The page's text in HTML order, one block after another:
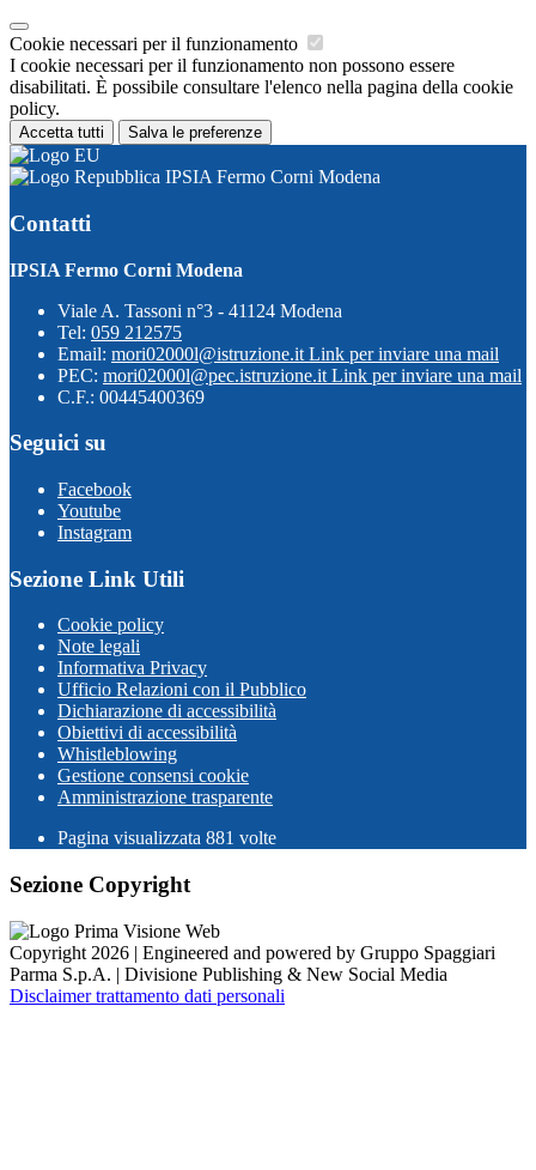
Cookie necessari per il funzionamento
I cookie necessari per il funzionamento non possono essere
disabilitati. È possibile consultare l'elenco nella pagina della cookie
policy.
Accetta tutti Salva le preferenze
IPSIA Fermo Corni Modena
Contatti
IPSIA Fermo Corni Modena
Viale A. Tassoni n°3 - 41124 Modena
Tel: 059 212575
Email: mori02000l@istruzione.it Link per inviare una mail
PEC: mori02000l@pec.istruzione.it Link per inviare una mail
C.F.: 00445400369
Seguici su
Facebook
Youtube
Instagram
Sezione Link Utili
Cookie policy
Note legali
Informativa Privacy
Ufficio Relazioni con il Pubblico
Dichiarazione di accessibilità
Obiettivi di accessibilità
Whistleblowing
Gestione consensi cookie
Amministrazione trasparente
Pagina visualizzata 881 volte
Sezione Copyright
Copyright 2026 | Engineered and powered by Gruppo Spaggiari
Parma S.p.A. | Divisione Publishing & New Social Media
Disclaimer trattamento dati personali